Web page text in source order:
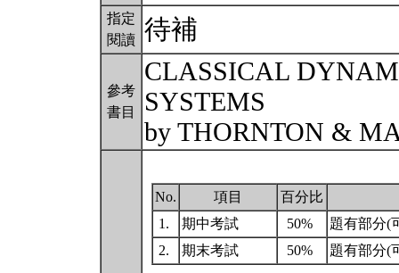
指定
閱讀 待補
參考
書目
CLASSICAL
SYSTEMS
by THORNTON &
No. 項目
百分比
1.
期中考試 50%
題有部分(
2.
期末考試 50% 題有部分(